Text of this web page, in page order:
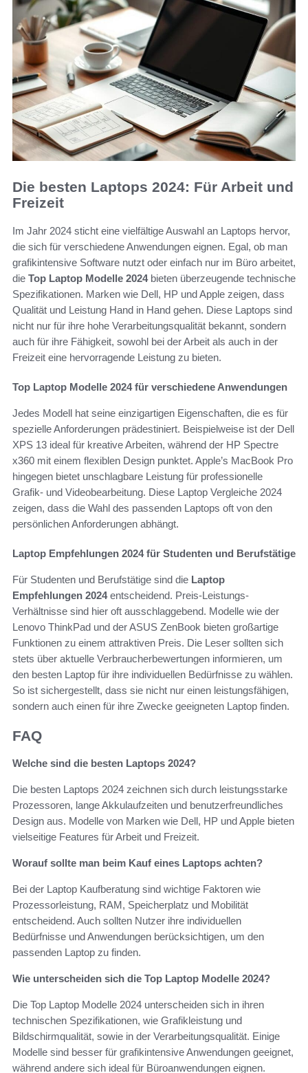
Die besten Laptops 2024: Für Arbeit und
Freizeit
Im Jahr 2024 sticht eine vielfältige Auswahl an Laptops hervor,
die sich für verschiedene Anwendungen eignen. Egal, ob man
grafikintensive Software nutzt oder einfach nur im Büro arbeitet,
die Top Laptop Modelle 2024bieten überzeugende technische
Spezifikationen. Marken wie Dell, HP und Apple zeigen, dass
Qualität und Leistung Hand in Hand gehen. Diese Laptops sind
nicht nur für ihre hohe Verarbeitungsqualität bekannt, sondern
auch für ihre Fähigkeit, sowohl bei der Arbeit als auch in der
Freizeit eine hervorragende Leistung zu bieten.
Top Laptop Modelle 2024 für verschiedene Anwendungen
Jedes Modell hat seine einzigartigen Eigenschaften, die es für
spezielle Anforderungen prädestiniert. Beispielweise ist der Dell
XPS 13 ideal für kreative Arbeiten, während der HP Spectre
x360 mit einem flexiblen Design punktet. Apple’s MacBook Pro
hingegen bietet unschlagbare Leistung für professionelle
Grafik- und Videobearbeitung. Diese Laptop Vergleiche 2024
zeigen, dass die Wahl des passenden Laptops oft von den
persönlichen Anforderungen abhängt.
Laptop Empfehlungen 2024 für Studenten und Berufstätige
Für Studenten und Berufstätige sind die Laptop
Empfehlungen 2024entscheidend. Preis-Leistungs-
Verhältnisse sind hier oft ausschlaggebend. Modelle wie der
Lenovo ThinkPad und der ASUS ZenBook bieten großartige
Funktionen zu einem attraktiven Preis. Die Leser sollten sich
stets über aktuelle Verbraucherbewertungen informieren, um
den besten Laptop für ihre individuellen Bedürfnisse zu wählen.
So ist sichergestellt, dass sie nicht nur einen leistungsfähigen,
sondern auch einen für ihre Zwecke geeigneten Laptop finden.
FAQ
Welche sind die besten Laptops 2024?
Die besten Laptops 2024 zeichnen sich durch leistungsstarke
Prozessoren, lange Akkulaufzeiten und benutzerfreundliches
Design aus. Modelle von Marken wie Dell, HP und Apple bieten
vielseitige Features für Arbeit und Freizeit.
Worauf sollte man beim Kauf eines Laptops achten?
Bei der Laptop Kaufberatung sind wichtige Faktoren wie
Prozessorleistung, RAM, Speicherplatz und Mobilität
entscheidend. Auch sollten Nutzer ihre individuellen
Bedürfnisse und Anwendungen berücksichtigen, um den
passenden Laptop zu finden.
Wie unterscheiden sich die Top Laptop Modelle 2024?
Die Top Laptop Modelle 2024 unterscheiden sich in ihren
technischen Spezifikationen, wie Grafikleistung und
Bildschirmqualität, sowie in der Verarbeitungsqualität. Einige
Modelle sind besser für grafikintensive Anwendungen geeignet,
während andere sich ideal für Büroanwendungen eignen.